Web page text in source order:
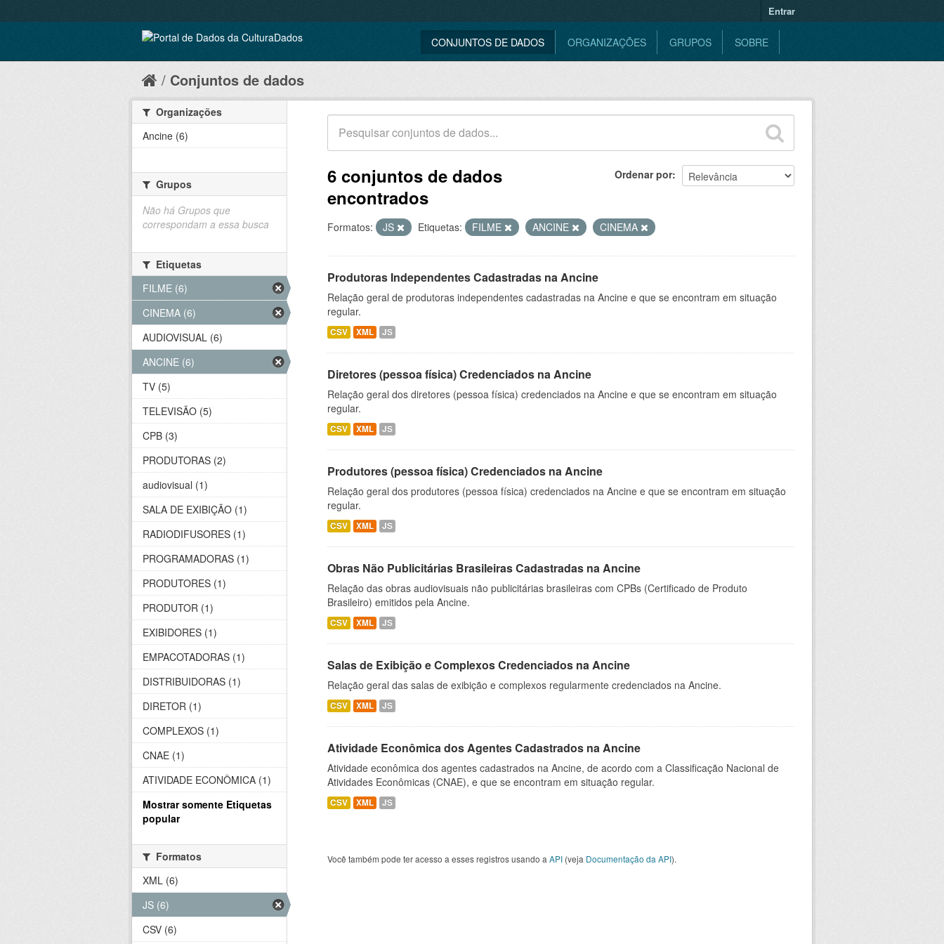
Entrar
CONJUNTOS DE DADOS ORGANIZAÇÕES GRUPOS SOBRE
Conjuntos de dados
Ordenar por
6 conjuntos de dados
encontrados
Formatos: JS Etiquetas: FILME ANCINE CINEMA
Produtoras Independentes Cadastradas na Ancine
Relação geral de produtoras independentes cadastradas na Ancine e que se encontram em situação
regular.
CSV XML JS
Diretores (pessoa física) Credenciados na Ancine
Relação geral dos diretores (pessoa física) credenciados na Ancine e que se encontram em situação
regular.
CSV XML JS
Produtores (pessoa física) Credenciados na Ancine
Relação geral dos produtores (pessoa física) credenciados na Ancine e que se encontram em situação
regular.
CSV XML JS
Obras Não Publicitárias Brasileiras Cadastradas na Ancine
Relação das obras audiovisuais não publicitárias brasileiras com CPBs (Certificado de Produto
Brasileiro) emitidos pela Ancine.
CSV XML JS
Salas de Exibição e Complexos Credenciados na Ancine
Relação geral das salas de exibição e complexos regularmente credenciados na Ancine.
CSV XML JS
Atividade Econômica dos Agentes Cadastrados na Ancine
Atividade econômica dos agentes cadastrados na Ancine, de acordo com a Classificação Nacional de
Atividades Econômicas (CNAE), e que se encontram em situação regular.
CSV XML JS
Você também pode ter acesso a esses registros usando a API (veja Documentação da API).
Organizações
Ancine (6)
Grupos
Não há Grupos que
correspondam a essa busca
Etiquetas
FILME (6)
CINEMA (6)
AUDIOVISUAL (6)
ANCINE (6)
TV (5)
TELEVISÃO (5)
CPB (3)
PRODUTORAS (2)
audiovisual (1)
SALA DE EXIBIÇÃO (1)
RADIODIFUSORES (1)
PROGRAMADORAS (1)
PRODUTORES (1)
PRODUTOR (1)
EXIBIDORES (1)
EMPACOTADORAS (1)
DISTRIBUIDORAS (1)
DIRETOR (1)
COMPLEXOS (1)
CNAE (1)
ATIVIDADE ECONÔMICA (1)
Mostrar somente Etiquetas
popular
Formatos
XML (6)
JS (6)
CSV (6)